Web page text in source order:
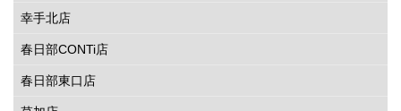
幸手北店
春日部CONTi店
春日部東口店